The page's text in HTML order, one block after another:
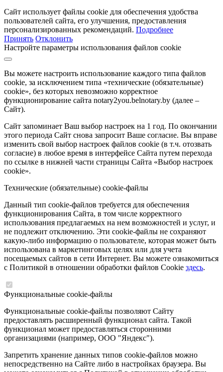
Сайт использует файлы cookie для обеспечения удобства
пользователей сайта, его улучшения, предоставления
персонализированных рекомендаций. Подробнее
Принять Отклонить
Настройте параметры использования файлов cookie
Вы можете настроить использование каждого типа файлов
cookie, за исключением типа «технические (обязательные)
cookie», без которых невозможно корректное
функционирование сайта notary2you.belnotary.by (далее –
Сайт).
Сайт запоминает Ваш выбор настроек на 1 год. По окончании
этого периода Сайт снова запросит Ваше согласие. Вы вправе
изменить свой выбор настроек файлов cookie (в т.ч. отозвать
согласие) в любое время в интерфейсе Сайта путем перехода
по ссылке в нижней части страницы Сайта «Выбор настроек
cookie».
Технические (обязательные) cookie-файлы
Данный тип cookie-файлов требуется для обеспечения
функционирования Сайта, в том числе корректного
использования предлагаемых на нем возможностей и услуг, и
не подлежит отключению. Эти cookie-файлы не сохраняют
какую-либо информацию о пользователе, которая может быть
использована в маркетинговых целях или для учета
посещаемых сайтов в сети Интернет. Вы можете ознакомиться
с Политикой в отношении обработки файлов Cookie здесь.
Функциональные cookie-файлы
Функциональные cookie-файлы позволяют Сайту
предоставлять расширенный функционал сайта. Такой
функционал может предоставляться сторонними
организациями (например, ООО "Яндекс").
Запретить хранение данных типов cookie-файлов можно
непосредственно на Сайте либо в настройках браузера. Вы